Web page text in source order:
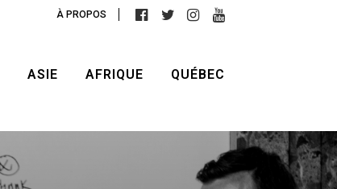
À PROPOS
ASIE AFRIQUE QUÉBEC